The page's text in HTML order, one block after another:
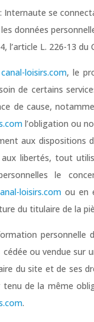
Internaute se
les données
l’article L. 226-13
canal-loisirs.com, le
de certains
de cause,
l’obligation ou
aux dispositions
libertés, tout
le
loisirs.com ou en
du titulaire de la
personnelle
ou vendue sur
du site et de ses
de la même
.